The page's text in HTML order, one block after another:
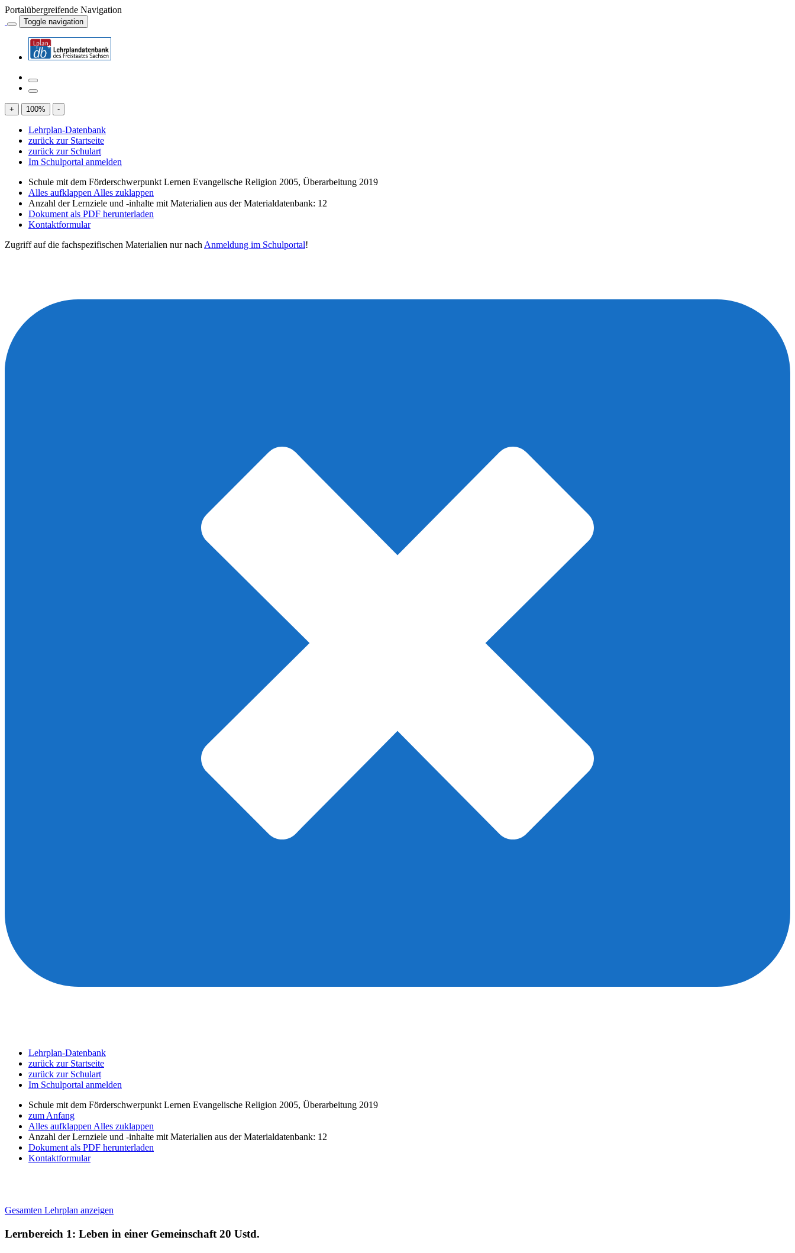
Portalübergreifende Navigation
Toggle navigation
+ 100% -
Lehrplan-Datenbank
zurück zur Startseite
zurück zur Schulart
Im Schulportal anmelden
Schule mit dem Förderschwerpunkt Lernen Evangelische Religion 2005, Überarbeitung 2019
Alles aufklappen Alles zuklappen
Anzahl der Lernziele und -inhalte mit Materialien aus der Materialdatenbank: 12
Dokument als PDF herunterladen
Kontaktformular
Zugriff auf die fachspezifischen Materialien nur nach Anmeldung im Schulportal!
Lehrplan-Datenbank
zurück zur Startseite
zurück zur Schulart
Im Schulportal anmelden
Schule mit dem Förderschwerpunkt Lernen Evangelische Religion 2005, Überarbeitung 2019
zum Anfang
Alles aufklappen Alles zuklappen
Anzahl der Lernziele und -inhalte mit Materialien aus der Materialdatenbank: 12
Dokument als PDF herunterladen
Kontaktformular
Gesamten Lehrplan anzeigen
Lernbereich 1: Leben in einer Gemeinschaft 20 Ustd.